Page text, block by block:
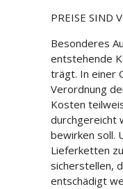
PREISE SIND
Besonderes
entstehende
trägt. In einer
Verordnung
Kosten
durchgereicht
bewirken soll.
Lieferketten
sicherstellen,
entschädigt